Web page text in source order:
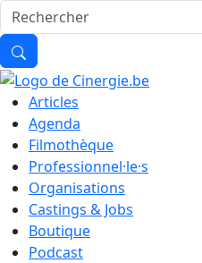
Articles
Agenda
Filmothèque
Professionnel·le·s
Organisations
Castings & Jobs
Boutique
Podcast